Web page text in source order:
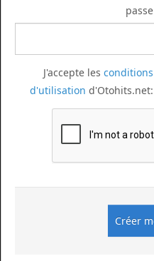
passe
J'accepte lesconditions
d'utilisation d'Otohits.net: